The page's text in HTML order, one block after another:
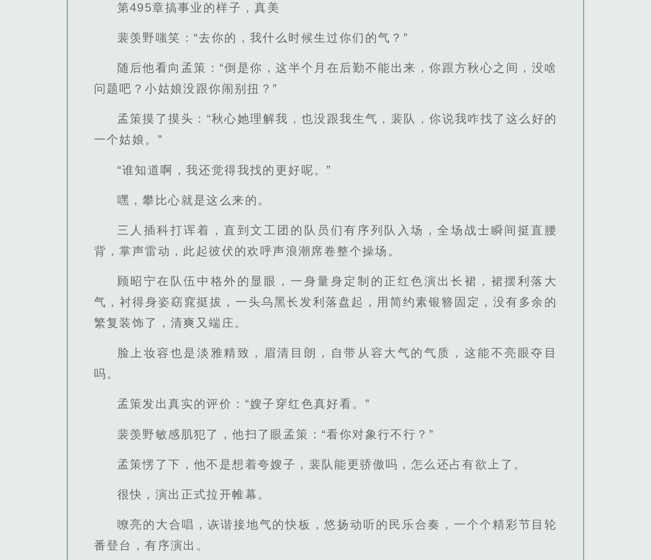
第495章搞事业的样子，真美
裴羡野嗤笑：“去你的，我什么时候生过你们的气？”
随后他看向孟策：“倒是你，这半个月在后勤不能出来，你跟方秋心之间，没啥
问题吧？小姑娘没跟你闹别扭？”
孟策摸了摸头：“秋心她理解我，也没跟我生气，裴队，你说我咋找了这么好的
一个姑娘。”
“谁知道啊，我还觉得我找的更好呢。”
嘿，攀比心就是这么来的。
三人插科打诨着，直到文工团的队员们有序列队入场，全场战士瞬间挺直腰
背，掌声雷动，此起彼伏的欢呼声浪潮席卷整个操场。
顾昭宁在队伍中格外的显眼，一身量身定制的正红色演出长裙，裙摆利落大
气，衬得身姿窈窕挺拔，一头乌黑长发利落盘起，用简约素银簪固定，没有多余的
繁复装饰了，清爽又端庄。
脸上妆容也是淡雅精致，眉清目朗，自带从容大气的气质，这能不亮眼夺目
吗。
孟策发出真实的评价：“嫂子穿红色真好看。”
裴羡野敏感肌犯了，他扫了眼孟策：“看你对象行不行？”
孟策愣了下，他不是想着夸嫂子，裴队能更骄傲吗，怎么还占有欲上了。
很快，演出正式拉开帷幕。
嘹亮的大合唱，诙谐接地气的快板，悠扬动听的民乐合奏，一个个精彩节目轮
番登台，有序演出。